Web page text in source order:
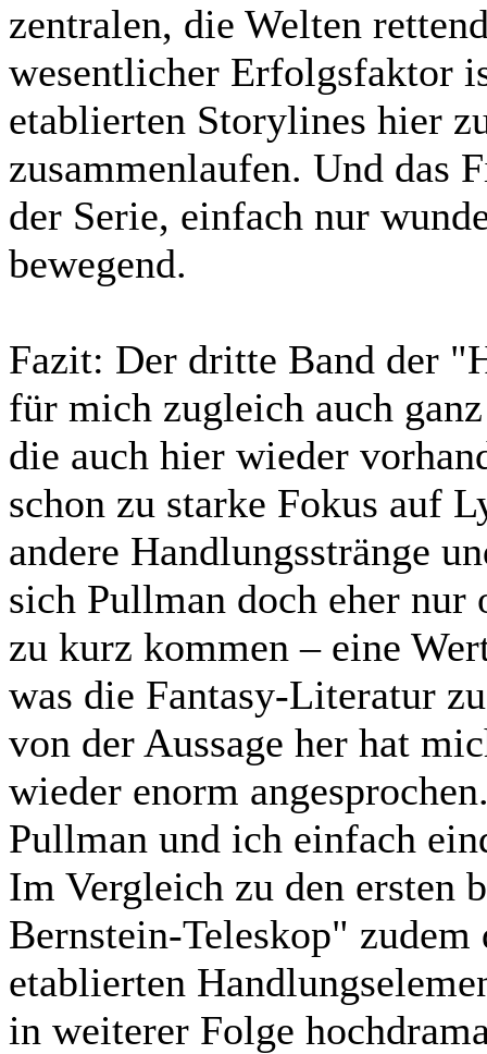
zentralen, die Welten
wesentlicher Erfolgsfaktor
etablierten Storylines hier
zusammenlaufen. Und das
der Serie, einfach nur
bewegend.
Fazit: Der dritte Band der
für mich zugleich auch
die auch hier wieder
schon zu starke Fokus auf
andere Handlungsstränge
sich Pullman doch eher
zu kurz kommen – eine
was die Fantasy-Literatur
von der Aussage her hat
wieder enorm
Pullman und ich einfach
Im Vergleich zu den ersten
Bernstein-Teleskop"
etablierten
in weiterer Folge